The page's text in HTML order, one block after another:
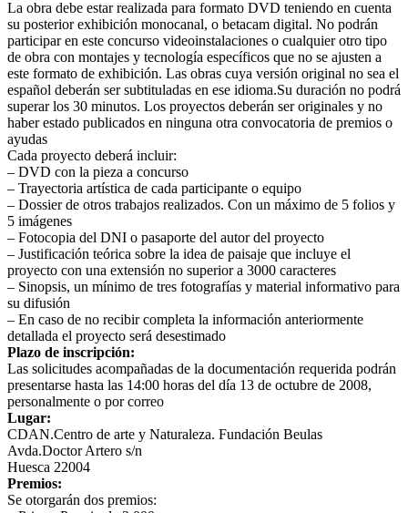
La obra debe estar realizada para formato DVD teniendo en cuenta
su posterior exhibición monocanal, o betacam digital. No podrán
participar en este concurso videoinstalaciones o cualquier otro tipo
de obra con montajes y tecnología específicos que no se ajusten a
este formato de exhibición. Las obras cuya versión original no sea el
español deberán ser subtituladas en ese idioma.Su duración no podrá
superar los 30 minutos. Los proyectos deberán ser originales y no
haber estado publicados en ninguna otra convocatoria de premios o
ayudas
Cada proyecto deberá incluir:
– DVD con la pieza a concurso
– Trayectoria artística de cada participante o equipo
– Dossier de otros trabajos realizados. Con un máximo de 5 folios y
5 imágenes
– Fotocopia del DNI o pasaporte del autor del proyecto
– Justificación teórica sobre la idea de paisaje que incluye el
proyecto con una extensión no superior a 3000 caracteres
– Sinopsis, un mínimo de tres fotografías y material informativo para
su difusión
– En caso de no recibir completa la información anteriormente
detallada el proyecto será desestimado
Plazo de inscripción:
Las solicitudes acompañadas de la documentación requerida podrán
presentarse hasta las 14:00 horas del día 13 de octubre de 2008,
personalmente o por correo
Lugar:
CDAN.Centro de arte y Naturaleza. Fundación Beulas
Avda.Doctor Artero s/n
Huesca 22004
Premios:
Se otorgarán dos premios: